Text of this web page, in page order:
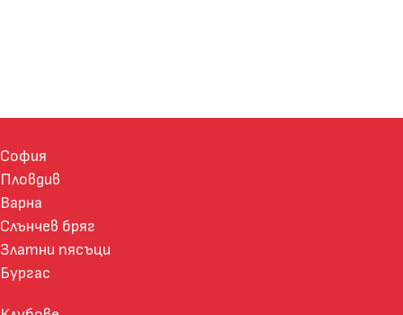
София
Пловдив
Варна
Слънчев бряг
Златни пясъци
Бургас